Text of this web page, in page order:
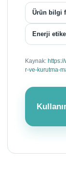
Ürün bilgi
Enerji
Kaynak:
r-ve-kurutma-